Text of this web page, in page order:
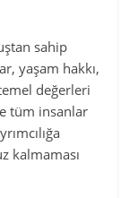
sahip
yaşam hakkı,
değerleri
tüm insanlar
kalmaması